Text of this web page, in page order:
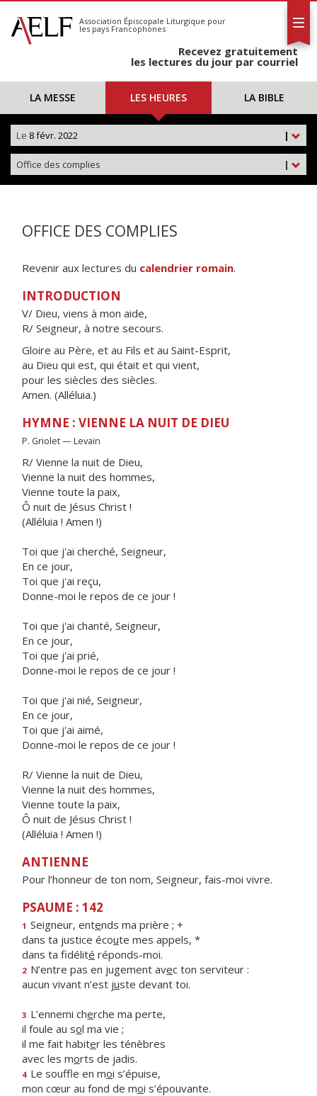
S'abonner
Calendrier
Association Épiscopale Liturgique pour
les pays Francophones
Recevez gratuitement
les lectures du jour par courriel
LA MESSE LES HEURES LA BIBLE
|
Le 8 févr. 2022
|
Office des complies
OFFICE DES COMPLIES
Revenir aux lectures du calendrier romain.
INTRODUCTION
V/ Dieu, viens à mon aide,
R/ Seigneur, à notre secours.
Gloire au Père, et au Fils et au Saint-Esprit,
au Dieu qui est, qui était et qui vient,
pour les siècles des siècles.
Amen. (Alléluia.)
HYMNE : VIENNE LA NUIT DE DIEU
P. Griolet — Levain
R/ Vienne la nuit de Dieu,
Vienne la nuit des hommes,
Vienne toute la paix,
Ô nuit de Jésus Christ !
(Alléluia ! Amen !)
Toi que j'ai cherché, Seigneur,
En ce jour,
Toi que j'ai reçu,
Donne-moi le repos de ce jour !
Toi que j'ai chanté, Seigneur,
En ce jour,
Toi que j'ai prié,
Donne-moi le repos de ce jour !
Toi que j'ai nié, Seigneur,
En ce jour,
Toi que j'ai aimé,
Donne-moi le repos de ce jour !
R/ Vienne la nuit de Dieu,
Vienne la nuit des hommes,
Vienne toute la paix,
Ô nuit de Jésus Christ !
(Alléluia ! Amen !)
ANTIENNE
Pour l’honneur de ton nom, Seigneur, fais-moi vivre.
PSAUME : 142
1 Seigneur, entends ma prière ; +
dans ta justice écoute mes appels, *
dans ta fidélité réponds-moi.
2 N’entre pas en jugement avec ton serviteur :
aucun vivant n’est juste devant toi.
3 L’ennemi cherche ma perte,
il foule au sol ma vie ;
il me fait habiter les ténèbres
avec les morts de jadis.
4 Le souffle en moi s’épuise,
mon cœur au fond de moi s’épouvante.